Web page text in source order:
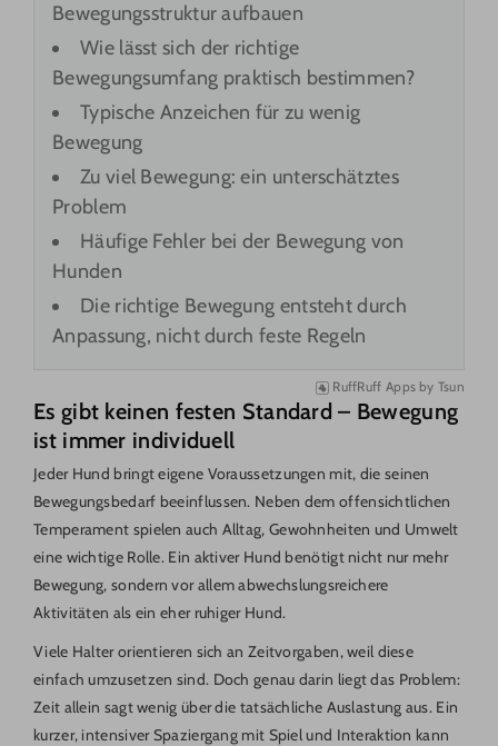
Bewegungsstruktur aufbauen
Wie lässt sich der richtige
Bewegungsumfang praktisch bestimmen?
Typische Anzeichen für zu wenig
Bewegung
Zu viel Bewegung: ein unterschätztes
Problem
Häufige Fehler bei der Bewegung von
Hunden
Die richtige Bewegung entsteht durch
Anpassung, nicht durch feste Regeln
RuffRuff Apps by Tsun
Es gibt keinen festen Standard – Bewegung
ist immer individuell
Jeder Hund bringt eigene Voraussetzungen mit, die seinen
Bewegungsbedarf beeinflussen. Neben dem offensichtlichen
Temperament spielen auch Alltag, Gewohnheiten und Umwelt
eine wichtige Rolle. Ein aktiver Hund benötigt nicht nur mehr
Bewegung, sondern vor allem abwechslungsreichere
Aktivitäten als ein eher ruhiger Hund.
Viele Halter orientieren sich an Zeitvorgaben, weil diese
einfach umzusetzen sind. Doch genau darin liegt das Problem:
Zeit allein sagt wenig über die tatsächliche Auslastung aus. Ein
kurzer, intensiver Spaziergang mit Spiel und Interaktion kann